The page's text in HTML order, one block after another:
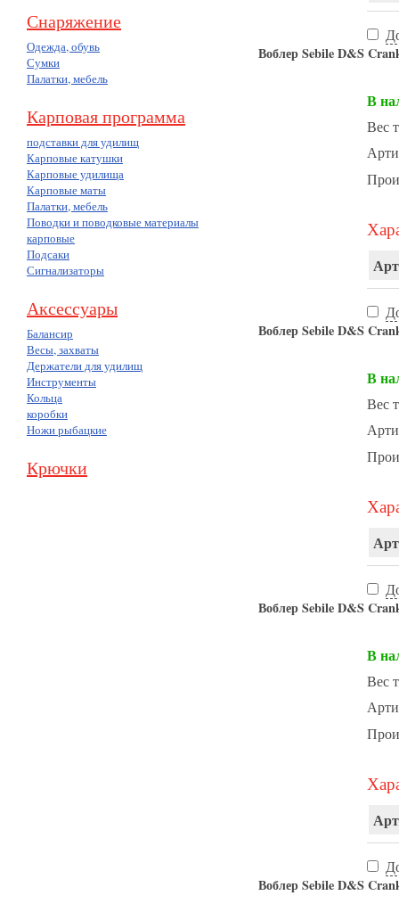
Снаряжение
Одежда, обувь
Сумки
Палатки, мебель
Карповая программа
подставки для удилищ
Карповые катушки
Карповые удилища
Карповые маты
Палатки, мебель
Поводки и поводковые материалы
карповые
Подсаки
Сигнализаторы
Аксессуары
Балансир
Весы, захваты
Держатели для удилищ
Инструменты
Кольца
коробки
Ножи рыбацкие
Крючки
Воблер Sebile D&S
В
Вес
Воблер Sebile D&S
В
Вес
Воблер Sebile D&S
В
Вес
Воблер Sebile D&S